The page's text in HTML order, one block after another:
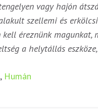
vagy hajón
szellemi és
éreznünk magunkat,
a helytállás
, Humán